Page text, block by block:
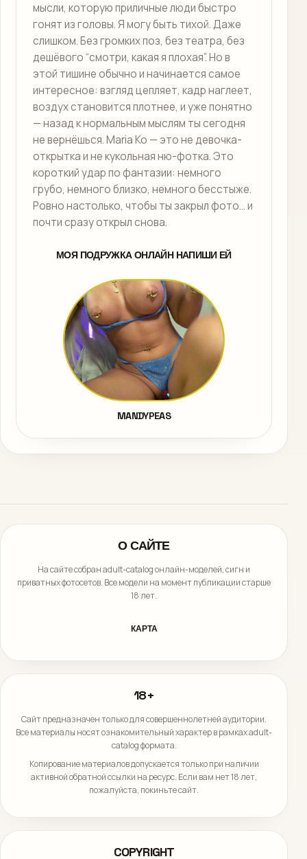
МОЯ ПОДРУЖКА ОНЛАЙН НАПИШИ ЕЙ
мысли, которую приличные люди быстро
гонят из головы. Я могу быть тихой. Даже
слишком. Без громких поз, без театра, без
дешёвого “смотри, какая я плохая”. Но в
этой тишине обычно и начинается самое
интересное: взгляд цепляет, кадр наглеет,
воздух становится плотнее, и уже понятно
— назад к нормальным мыслям ты сегодня
не вернёшься. Maria Ko — это не девочка-
открытка и не кукольная ню-фотка. Это
короткий удар по фантазии: немного
грубо, немного близко, немного бесстыже.
Ровно настолько, чтобы ты закрыл фото… и
почти сразу открыл снова.
MANDYPEAS
О САЙТЕ
На сайте собран adult-catalog онлайн-моделей, сигн и
приватных фотосетов. Все модели на момент публикации старше
18 лет.
КАРТА
18+
Сайт предназначен только для совершеннолетней аудитории.
Все материалы носят ознакомительный характер в рамках adult-
catalog формата.
Копирование материалов допускается только при наличии
активной обратной ссылки на ресурс. Если вам нет 18 лет,
пожалуйста, покиньте сайт.
COPYRIGHT